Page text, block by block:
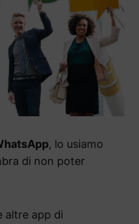
, lo usiamo
di non poter
altre app di